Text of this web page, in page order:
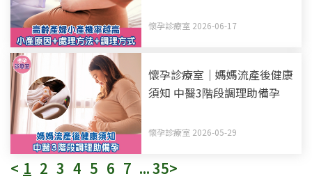
懷孕診療室 2026-06-17
懷孕診療室｜媽媽流產後健康
須知 中醫3階段調理助備孕
懷孕診療室 2026-05-29
< 1 2 3 4 5 6 7 ...35>